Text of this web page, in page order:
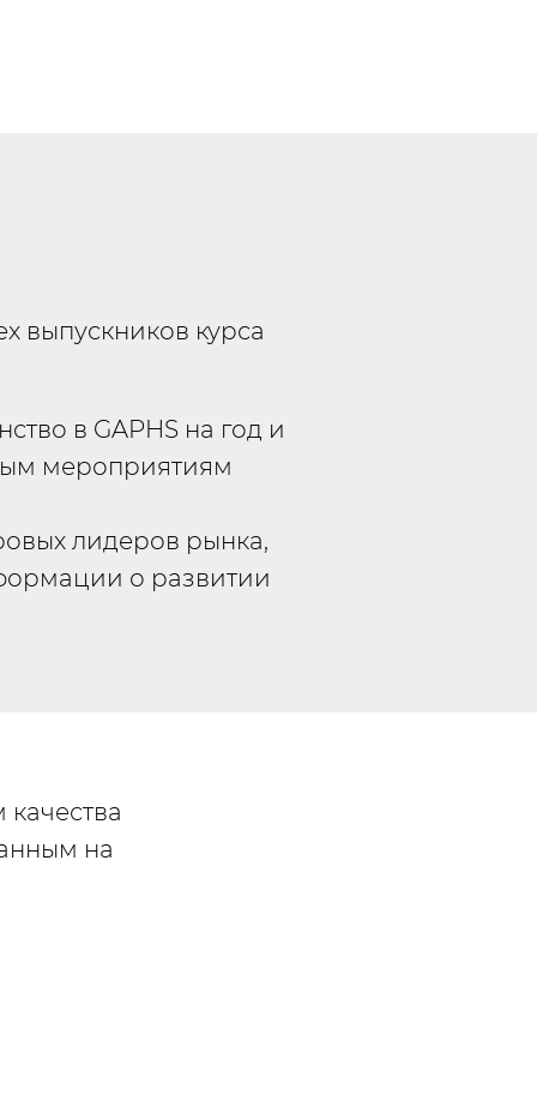
выпускников курса
в GAPHS на год и
мероприятиям
лидеров рынка,
о развитии
на